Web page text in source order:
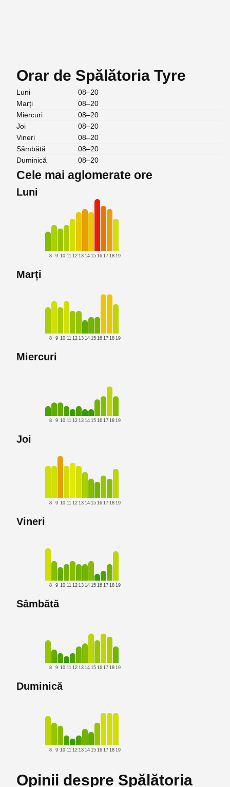
Orar de Spălătoria Tyre
Luni
08–20
Marți
08–20
Miercuri
08–20
Joi
08–20
Vineri
08–20
Sâmbătă
08–20
Duminică
08–20
Cele mai aglomerate ore
Luni
8 9 10 11 12 13 14 15 16 17 18 19
Marți
8 9 10 11 12 13 14 15 16 17 18 19
Miercuri
8 9 10 11 12 13 14 15 16 17 18 19
Joi
8 9 10 11 12 13 14 15 16 17 18 19
Vineri
8 9 10 11 12 13 14 15 16 17 18 19
Sâmbătă
8 9 10 11 12 13 14 15 16 17 18 19
Duminică
8 9 10 11 12 13 14 15 16 17 18 19
Opinii despre Spălătoria